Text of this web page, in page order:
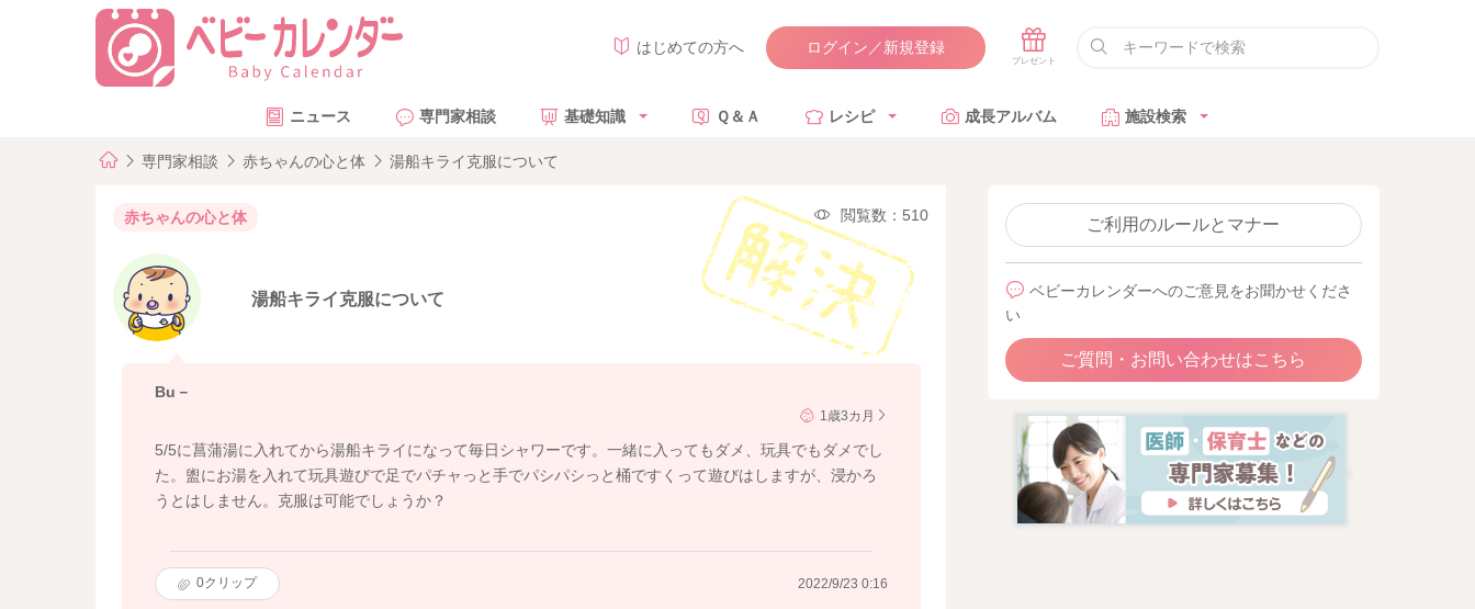
はじめての方へ ログイン／新規登録
ニュース 専門家相談 基礎知識 Ｑ＆Ａ レシピ 成長アルバム 施設検索
専門家相談 赤ちゃんの心と体 湯船キライ克服について
赤ちゃんの心と体 閲覧数：510
湯船キライ克服について
Bu－
1歳3カ月
5/5に菖蒲湯に入れてから湯船キライになって毎日シャワーです。一緒に入ってもダメ、玩具でもダメでし
た。盥にお湯を入れて玩具遊びで足でパチャっと手でパシパシっと桶ですくって遊びはしますが、浸かろ
うとはしません。克服は可能でしょうか？
0クリップ 2022/9/23 0:16
ご利用のルールとマナー
ベビーカレンダーへのご意見をお聞かせくださ
い
ご質問・お問い合わせはこちら